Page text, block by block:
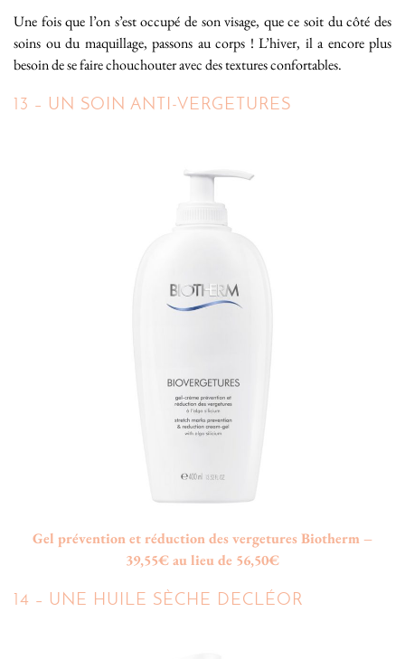
Une fois que l’on s’est occupé de son visage, que ce soit du côté des
soins ou du maquillage, passons au corps ! L’hiver, il a encore plus
besoin de se faire chouchouter avec des textures confortables.
13 – UN SOIN ANTI-VERGETURES
Gel prévention et réduction des vergetures Biotherm –
39,55€ au lieu de 56,50€
14 – UNE HUILE SÈCHE DECLÉOR